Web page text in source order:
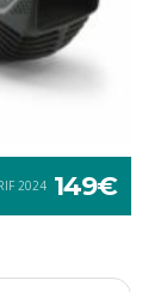
2024 149€